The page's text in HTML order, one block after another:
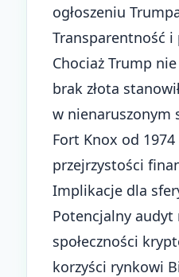
ogłoszeniu
Transparentność
Chociaż Trump
brak złota
w nienaruszonym
Fort Knox od
przejrzystości
Implikacje dla
Potencjalny audyt
społeczności
korzyści rynkowi